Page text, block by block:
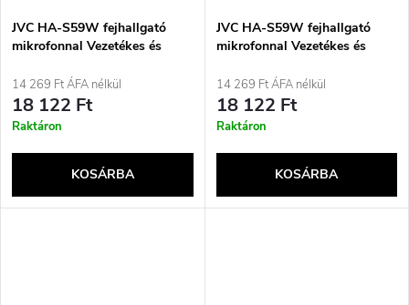
JVC HA-S59W fejhallgató
mikrofonnal Vezetékes és
helyezhető Zene / szabadidő
Bluetooth Kék
14 269 Ft ÁFA nélkül
18 122 Ft
Raktáron
KOSÁRBA
JVC HA-S59W fejhallgató
mikrofonnal Vezetékes és
helyezhető Zene / szabadidő
USB Type-C Bluetooth Fekete
14 269 Ft ÁFA nélkül
18 122 Ft
Raktáron
KOSÁRBA